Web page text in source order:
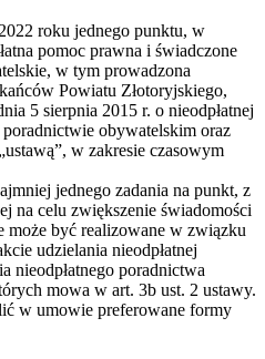
roku jednego punktu, w
pomoc prawna i świadczone
w tym prowadzona
Powiatu Złotoryjskiego,
5 sierpnia 2015 r. o nieodpłatnej
obywatelskim oraz
w zakresie czasowym
jednego zadania na punkt, z
na celu zwiększenie świadomości
może być realizowane w związku
udzielania nieodpłatnej
nieodpłatnego poradnictwa
mowa w art. 3b ust. 2 ustawy.
w umowie preferowane formy